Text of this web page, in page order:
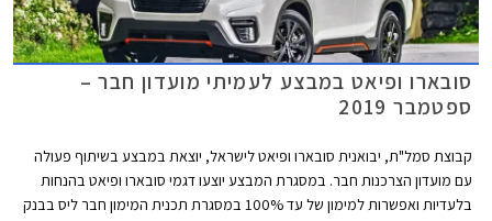
סובארו ופיאט במבצע לעמיתי מועדון חבר –
ספטמבר 2019
קבוצת סמל"ת, יבואנית סובארו ופיאט לישראל, יוצאת במבצע בשיתוף פעולה
עם מועדון הצרכנות חבר. במסגרת המבצע יוצעו דגמי סובארו ופיאט בהנחות
בלעדיות ואפשרות למימון של עד 100% במסגרת תכנית המימון חבר ליס בבנק